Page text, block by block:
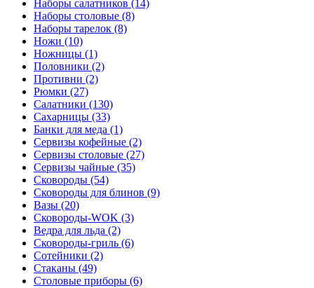
Наборы салатников (14)
Наборы столовые (8)
Наборы тарелок (8)
Ножи (10)
Ножницы (1)
Половники (2)
Противни (2)
Рюмки (27)
Салатники (130)
Сахарницы (33)
Банки для меда (1)
Сервизы кофейные (2)
Сервизы столовые (27)
Сервизы чайные (35)
Сковороды (54)
Сковороды для блинов (9)
Вазы (20)
Сковороды-WOK (3)
Ведра для льда (2)
Сковороды-гриль (6)
Сотейники (2)
Стаканы (49)
Столовые приборы (6)